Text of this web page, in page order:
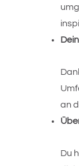
an
Du